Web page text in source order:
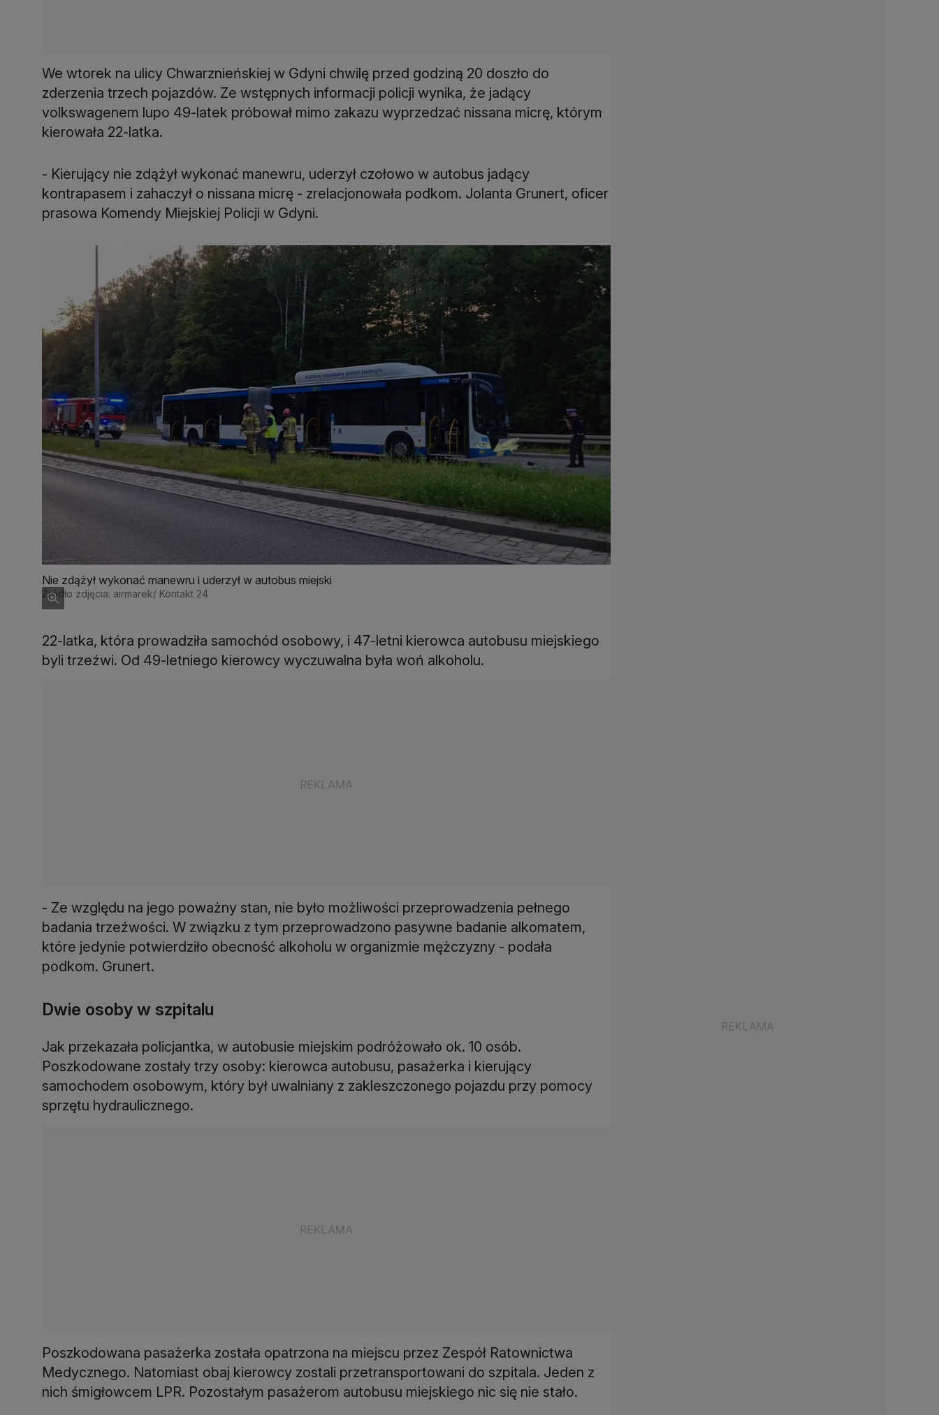
We wtorek na ulicy Chwarznieńskiej w Gdyni chwilę przed godziną 20 doszło do
zderzenia trzech pojazdów. Ze wstępnych informacji policji wynika, że jadący
volkswagenem lupo 49-latek próbował mimo zakazu wyprzedzać nissana micrę, którym
kierowała 22-latka.
- Kierujący nie zdążył wykonać manewru, uderzył czołowo w autobus jadący
kontrapasem i zahaczył o nissana micrę - zrelacjonowała podkom. Jolanta Grunert, oficer
prasowa Komendy Miejskiej Policji w Gdyni.
Nie zdążył wykonać manewru i uderzył w autobus miejski
Źródło zdjęcia: airmarek/ Kontakt 24
22-latka, która prowadziła samochód osobowy, i 47-letni kierowca autobusu miejskiego
byli trzeźwi. Od 49-letniego kierowcy wyczuwalna była woń alkoholu.
- Ze względu na jego poważny stan, nie było możliwości przeprowadzenia pełnego
badania trzeźwości. W związku z tym przeprowadzono pasywne badanie alkomatem,
które jedynie potwierdziło obecność alkoholu w organizmie mężczyzny - podała
podkom. Grunert.
Dwie osoby w szpitalu
Jak przekazała policjantka, w autobusie miejskim podróżowało ok. 10 osób.
Poszkodowane zostały trzy osoby: kierowca autobusu, pasażerka i kierujący
samochodem osobowym, który był uwalniany z zakleszczonego pojazdu przy pomocy
sprzętu hydraulicznego.
Poszkodowana pasażerka została opatrzona na miejscu przez Zespół Ratownictwa
Medycznego. Natomiast obaj kierowcy zostali przetransportowani do szpitala. Jeden z
nich śmigłowcem LPR. Pozostałym pasażerom autobusu miejskiego nic się nie stało.